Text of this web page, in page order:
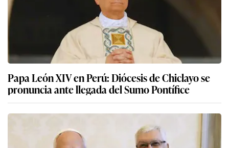
Papa León XIV en Perú: Diócesis de Chiclayo se
pronuncia ante llegada del Sumo Pontífice